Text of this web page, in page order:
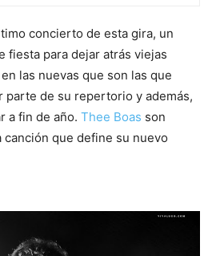
concierto de esta gira, un
fiesta para dejar atrás viejas
las nuevas que son las que
parte de su repertorio y además,
a fin de año. Thee Boas son
canción que define su nuevo